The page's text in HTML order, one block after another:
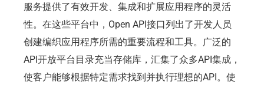
服务提供了有效开发、集成和扩展应用程序的灵活
性。在这些平台中，Open API接口列出了开发人员
创建编织应用程序所需的重要流程和工具。广泛的
API开放平台目录充当存储库，汇集了众多API集成，
使客户能够根据特定需求找到并执行理想的API。使